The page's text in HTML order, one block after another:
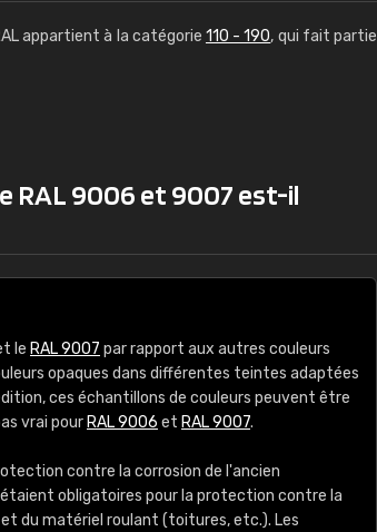
appartient à la catégorie 110 - 190, qui fait partie
RAL 9006 et 9007 est-il
le RAL 9007 par rapport aux autres couleurs
opaques dans différentes teintes adaptées
ces échantillons de couleurs peuvent être
vrai pour RAL 9006 et RAL 9007.
contre la corrosion de l'ancien
obligatoires pour la protection contre la
du matériel roulant (toitures, etc.). Les
216 couleurs RAL Classic
5 x 15 cm, brillant